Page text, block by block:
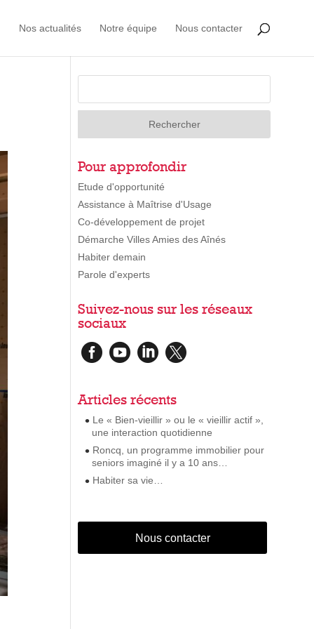
Nos actualités Notre équipe Nous contacter
Pour approfondir
Etude d'opportunité
Assistance à Maîtrise d'Usage
Co-développement de projet
Démarche Villes Amies des Aînés
Habiter demain
Parole d'experts
Suivez-nous sur les réseaux
sociaux
   
Articles récents
Le « Bien-vieillir » ou le « vieillir actif »,
une interaction quotidienne
Roncq, un programme immobilier pour
seniors imaginé il y a 10 ans…
Habiter sa vie…
Nous contacter